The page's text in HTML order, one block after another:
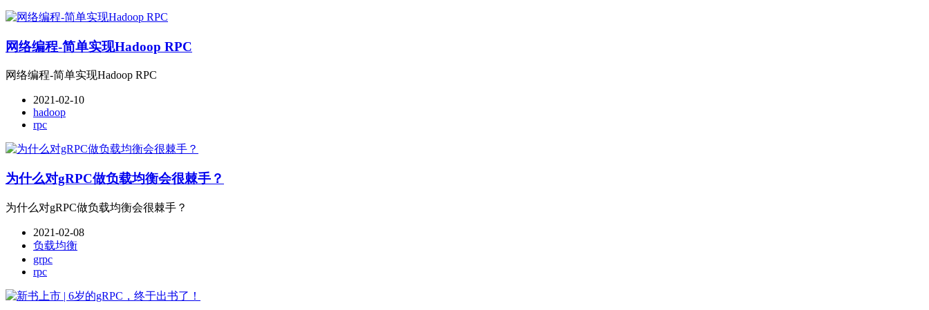
网络编程-简单实现Hadoop RPC
网络编程-简单实现Hadoop RPC
2021-02-10
hadoop
rpc
为什么对gRPC做负载均衡会很棘手？
为什么对gRPC做负载均衡会很棘手？
2021-02-08
负载均衡
grpc
rpc